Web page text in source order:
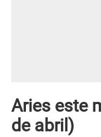
Aries este
de abril)